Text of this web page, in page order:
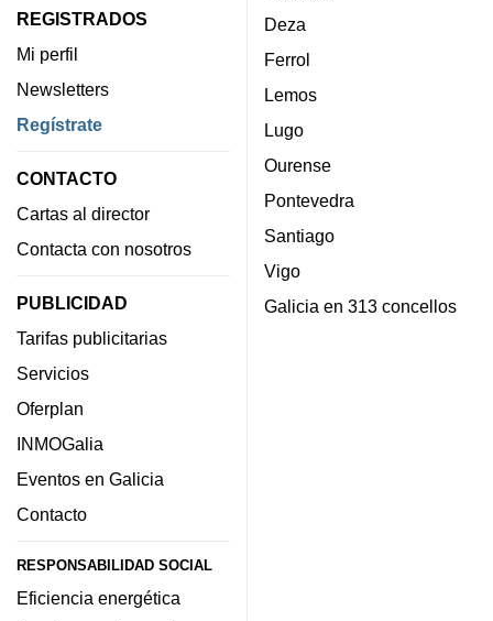
REGISTRADOS
Mi perfil
Newsletters
Regístrate
CONTACTO
Cartas al director
Contacta con nosotros
PUBLICIDAD
Tarifas publicitarias
Servicios
Oferplan
INMOGalia
Eventos en Galicia
Contacto
RESPONSABILIDAD SOCIAL
Eficiencia energética
Deza
Ferrol
Lemos
Lugo
Ourense
Pontevedra
Santiago
Vigo
Galicia en 313 concellos